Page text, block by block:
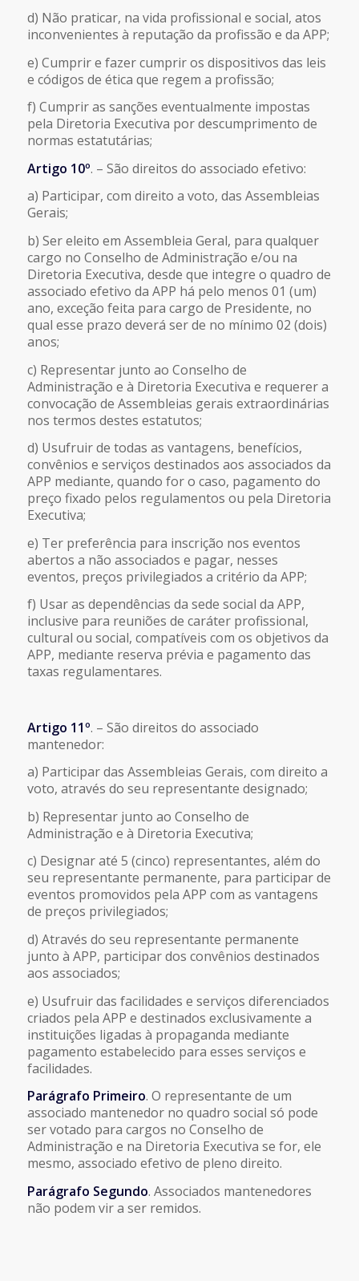
d) Não praticar, na vida profissional e social, atos
inconvenientes à reputação da profissão e da APP;
e) Cumprir e fazer cumprir os dispositivos das leis
e códigos de ética que regem a profissão;
f) Cumprir as sanções eventualmente impostas
pela Diretoria Executiva por descumprimento de
normas estatutárias;
Artigo 10º. – São direitos do associado efetivo:
a) Participar, com direito a voto, das Assembleias
Gerais;
b) Ser eleito em Assembleia Geral, para qualquer
cargo no Conselho de Administração e/ou na
Diretoria Executiva, desde que integre o quadro de
associado efetivo da APP há pelo menos 01 (um)
ano, exceção feita para cargo de Presidente, no
qual esse prazo deverá ser de no mínimo 02 (dois)
anos;
c) Representar junto ao Conselho de
Administração e à Diretoria Executiva e requerer a
convocação de Assembleias gerais extraordinárias
nos termos destes estatutos;
d) Usufruir de todas as vantagens, benefícios,
convênios e serviços destinados aos associados da
APP mediante, quando for o caso, pagamento do
preço fixado pelos regulamentos ou pela Diretoria
Executiva;
e) Ter preferência para inscrição nos eventos
abertos a não associados e pagar, nesses
eventos, preços privilegiados a critério da APP;
f) Usar as dependências da sede social da APP,
inclusive para reuniões de caráter profissional,
cultural ou social, compatíveis com os objetivos da
APP, mediante reserva prévia e pagamento das
taxas regulamentares.
Artigo 11º. – São direitos do associado
mantenedor:
a) Participar das Assembleias Gerais, com direito a
voto, através do seu representante designado;
b) Representar junto ao Conselho de
Administração e à Diretoria Executiva;
c) Designar até 5 (cinco) representantes, além do
seu representante permanente, para participar de
eventos promovidos pela APP com as vantagens
de preços privilegiados;
d) Através do seu representante permanente
junto à APP, participar dos convênios destinados
aos associados;
e) Usufruir das facilidades e serviços diferenciados
criados pela APP e destinados exclusivamente a
instituições ligadas à propaganda mediante
pagamento estabelecido para esses serviços e
facilidades.
Parágrafo Primeiro. O representante de um
associado mantenedor no quadro social só pode
ser votado para cargos no Conselho de
Administração e na Diretoria Executiva se for, ele
mesmo, associado efetivo de pleno direito.
Parágrafo Segundo. Associados mantenedores
não podem vir a ser remidos.